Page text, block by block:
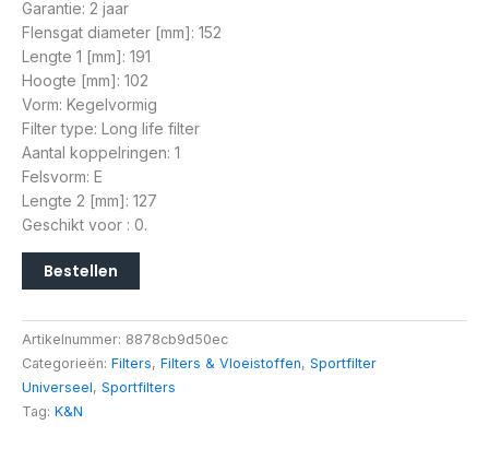
Garantie: 2 jaar
Flensgat diameter [mm]: 152
Lengte 1 [mm]: 191
Hoogte [mm]: 102
Vorm: Kegelvormig
Filter type: Long life filter
Aantal koppelringen: 1
Felsvorm: E
Lengte 2 [mm]: 127
Geschikt voor : 0.
Bestellen
Artikelnummer: 8878cb9d50ec
Categorieën: Filters, Filters & Vloeistoffen, Sportfilter
Universeel, Sportfilters
Tag: K&N